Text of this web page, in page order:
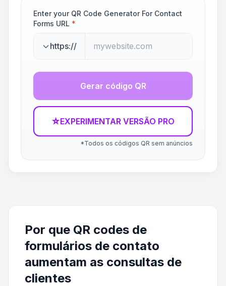
Enter your QR Code Generator For Contact
Forms URL *
https://
Gerar código QR
☆EXPERIMENTAR VERSÃO PRO
*Todos os códigos QR sem anúncios
Por que QR codes de
formulários de contato
aumentam as consultas de
clientes